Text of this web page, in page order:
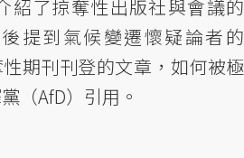
紹了掠奪性出版社與會議的
提到氣候變遷懷疑論者的
性期刊刊登的文章，如何被極
（AfD）引用。